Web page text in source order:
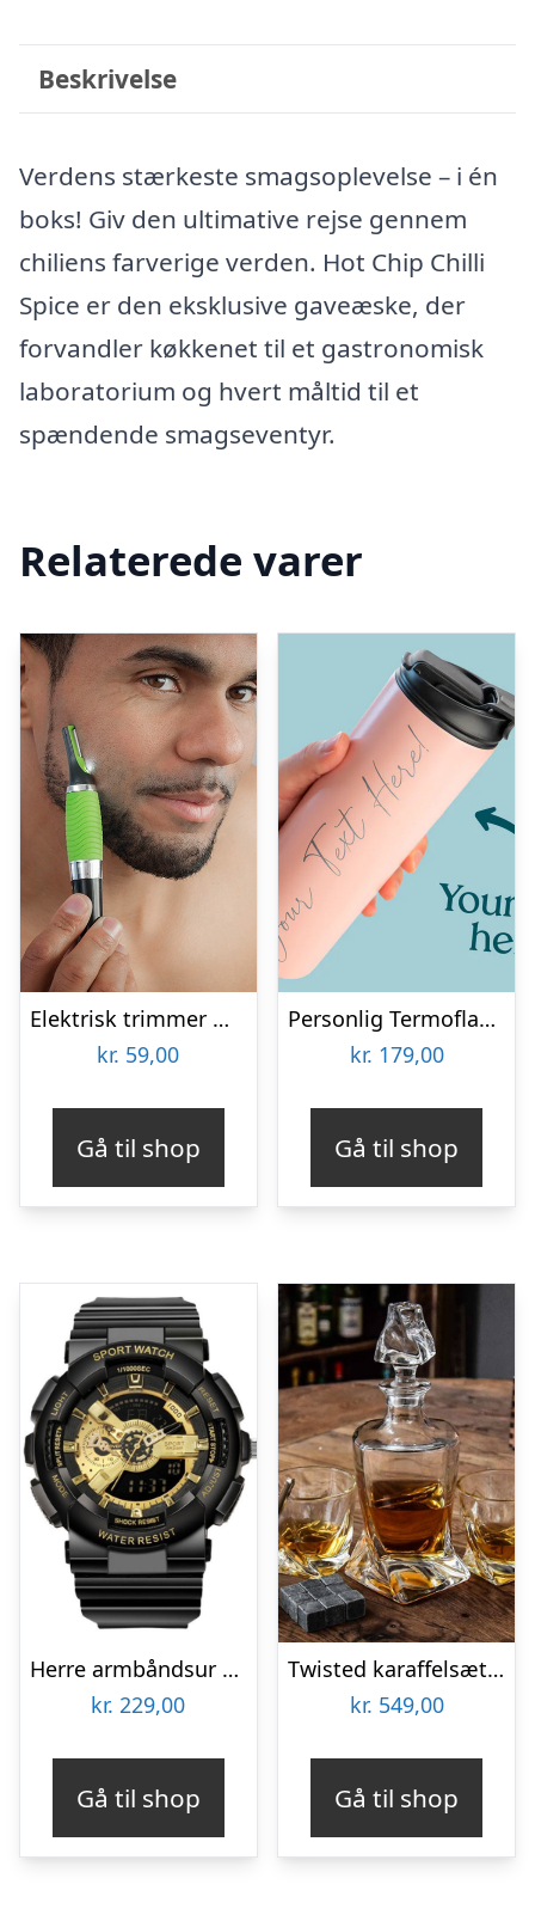
Beskrivelse
Verdens stærkeste smagsoplevelse – i én
boks! Giv den ultimative rejse gennem
chiliens farverige verden. Hot Chip Chilli
Spice er den eksklusive gaveæske, der
forvandler køkkenet til et gastronomisk
laboratorium og hvert måltid til et
spændende smagseventyr.
Relaterede varer
Elektrisk trimmer med LED lys
kr. 59,00
Gå til shop
Personlig Termoflaske med Sugrør & Tekst – 600 ml
kr. 179,00
Gå til shop
Herre armbåndsur – Inka luxury sport
kr. 229,00
Gå til shop
Twisted karaffelsæt med to glas
kr. 549,00
Gå til shop